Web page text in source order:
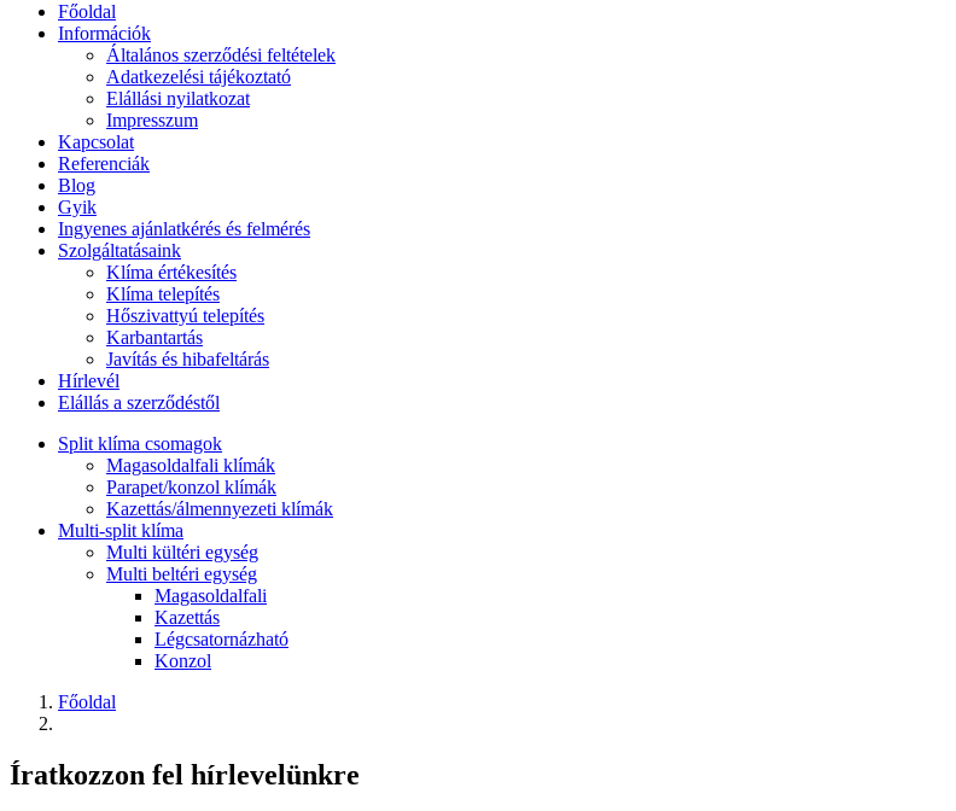
Főoldal
Információk
Általános szerződési feltételek
Adatkezelési tájékoztató
Elállási nyilatkozat
Impresszum
Kapcsolat
Referenciák
Blog
Gyik
Ingyenes ajánlatkérés és felmérés
Szolgáltatásaink
Klíma értékesítés
Klíma telepítés
Hőszivattyú telepítés
Karbantartás
Javítás és hibafeltárás
Hírlevél
Elállás a szerződéstől
Split klíma csomagok
Magasoldalfali klímák
Parapet/konzol klímák
Kazettás/álmennyezeti klímák
Multi-split klíma
Multi kültéri egység
Multi beltéri egység
Magasoldalfali
Kazettás
Légcsatornázható
Konzol
Főoldal
Íratkozzon fel hírlevelünkre